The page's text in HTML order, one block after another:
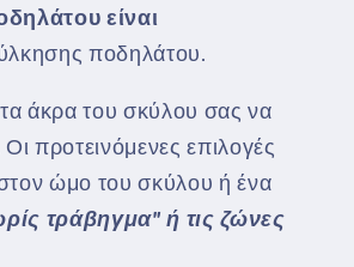
είναι
ποδηλάτου.
άκρα του σκύλου σας να
προτεινόμενες επιλογές
ώμο του σκύλου ή ένα
τράβηγμα" ή τις ζώνες